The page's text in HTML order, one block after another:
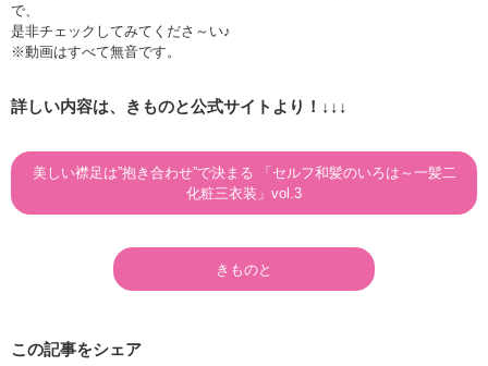
で、
是非チェックしてみてくださ～い♪
※動画はすべて無音です。
詳しい内容は、きものと公式サイトより！↓↓↓
美しい襟足は”抱き合わせ”で決まる 「セルフ和髪のいろは～一髪二
化粧三衣装」vol.3
きものと
この記事をシェア